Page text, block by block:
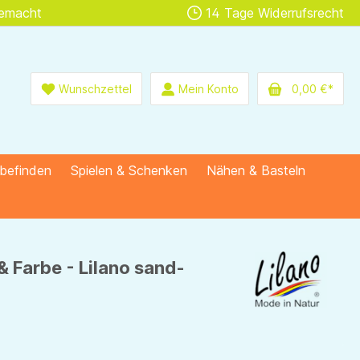
14 Tage Widerrufsrecht
Wunschzettel Mein Konto 0,00 €*
Spielen & Schenken
Nähen & Basteln
Farbe - Lilano sand-